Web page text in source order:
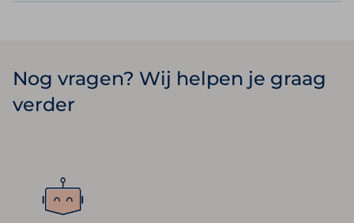
Nog vragen? Wij helpen je graag
verder